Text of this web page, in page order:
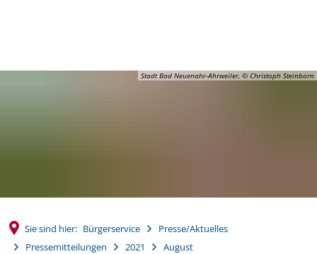
Stadt Bad Neuenahr-Ahrweiler, © Christoph Steinborn
Sie sind hier: Bürgerservice
Presse/Aktuelles
Pressemitteilungen
2021
August